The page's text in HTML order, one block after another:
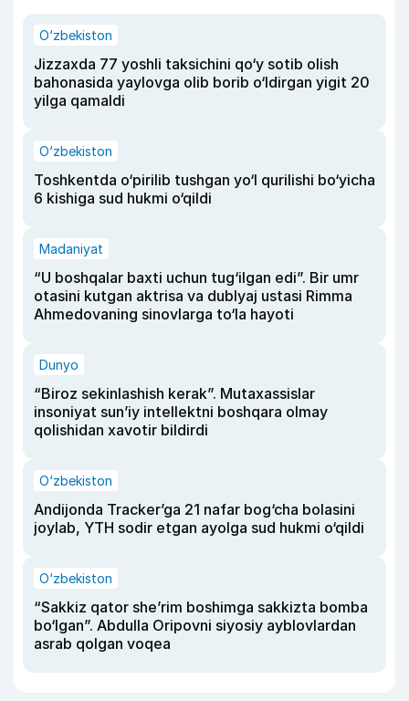
O‘zbekiston
Jizzaxda 77 yoshli taksichini qo‘y sotib olish
bahonasida yaylovga olib borib o‘ldirgan yigit 20
yilga qamaldi
O‘zbekiston
Toshkentda o‘pirilib tushgan yo‘l qurilishi bo‘yicha
6 kishiga sud hukmi o‘qildi
Madaniyat
“U boshqalar baxti uchun tug‘ilgan edi”. Bir umr
otasini kutgan aktrisa va dublyaj ustasi Rimma
Ahmedovaning sinovlarga to‘la hayoti
Dunyo
“Biroz sekinlashish kerak”. Mutaxassislar
insoniyat sun’iy intellektni boshqara olmay
qolishidan xavotir bildirdi
O‘zbekiston
Andijonda Tracker’ga 21 nafar bog‘cha bolasini
joylab, YTH sodir etgan ayolga sud hukmi o‘qildi
O‘zbekiston
“Sakkiz qator she’rim boshimga sakkizta bomba
bo‘lgan”. Abdulla Oripovni siyosiy ayblovlardan
asrab qolgan voqea